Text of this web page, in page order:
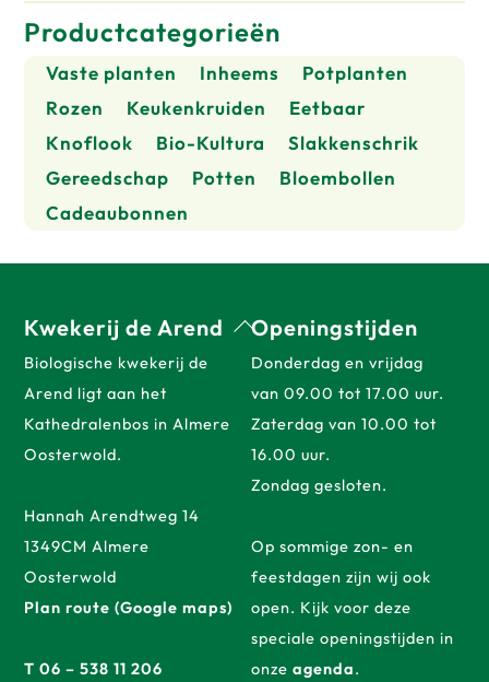
Productcategorieën
Vaste planten Inheems
Potplanten
Rozen
Keukenkruiden
Eetbaar
Knoflook
Bio-Kultura
Slakkenschrik
Gereedschap
Potten
Bloembollen
Cadeaubonnen
Back
To
Kwekerij de Arend
Biologische kwekerij de
Arend ligt aan het
Kathedralenbos in Almere
Oosterwold.
Hannah Arendtweg 14
1349CM Almere
Oosterwold
Plan route (Google maps)
T 06 – 538 11 206
Openingstijden
Donderdag en vrijdag
van 09.00 tot 17.00 uur.
Zaterdag van 10.00 tot
16.00 uur.
Zondag gesloten.
Op sommige zon- en
feestdagen zijn wij ook
open. Kijk voor deze
speciale openingstijden in
onzeagenda.